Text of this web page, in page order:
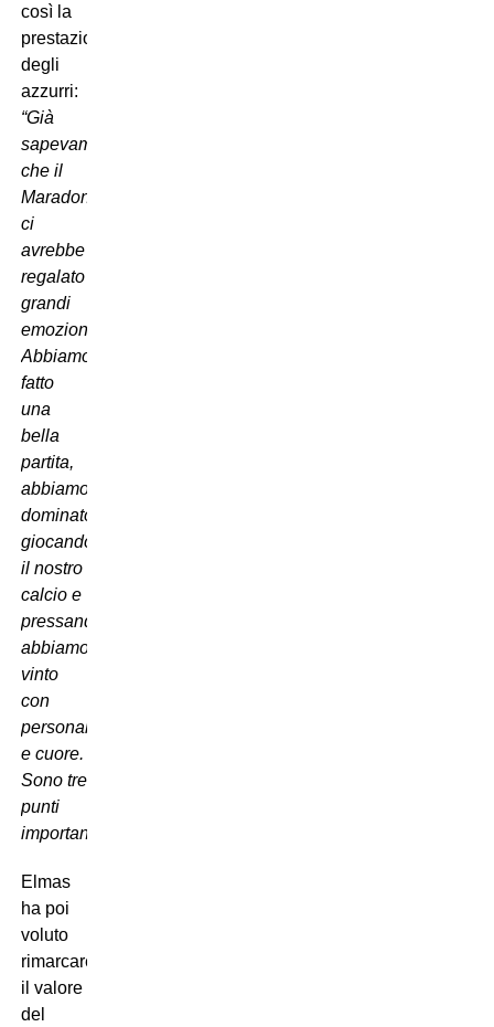
così la
prestazione
degli
azzurri:
“Già
sapevamo
che il
Maradona
ci
avrebbe
regalato
grandi
emozioni.
Abbiamo
fatto
una
bella
partita,
abbiamo
dominato
giocando
il nostro
calcio e
pressando:
abbiamo
vinto
con
personalità
e cuore.
Sono tre
punti
importantissimi”
Elmas
ha poi
voluto
rimarcare
il valore
del